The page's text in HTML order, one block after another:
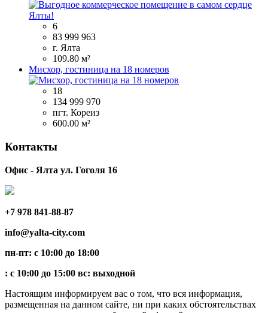
6
83 999 963
г. Ялта
109.80 м²
Мисхор, гостиница на 18 номеров
18
134 999 970
пгт. Кореиз
600.00 м²
Контакты
Офис - Ялта ул. Гоголя 16
+7 978 841-88-87
info@yalta-city.com
пн-пт: с 10:00 до 18:00
: с 10:00 до 15:00 вс: выходной
Настоящим информируем вас о том, что вся информация,
размещенная на данном сайте, ни при каких обстоятельствах